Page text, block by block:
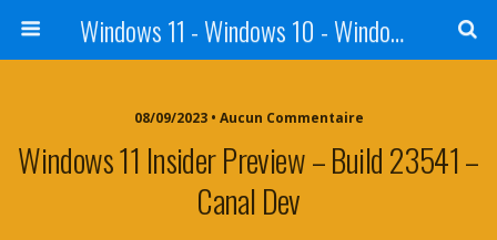
Windows 11 - Windows 10 - Windows 8 - Windows 7 - VISTA
08/09/2023 • Aucun Commentaire
Windows 11 Insider Preview – Build 23541 –
Canal Dev